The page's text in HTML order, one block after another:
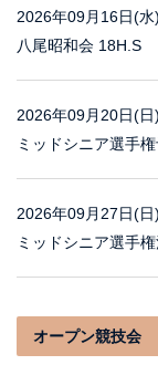
2026年09月16日(水)
八尾昭和会 18H.S
2026年09月20日(日)
ミッドシニア選手
2026年09月27日(日)
ミッドシニア選手
オープン競技会